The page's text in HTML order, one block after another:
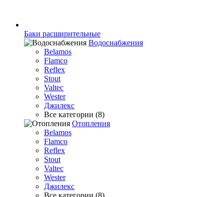
Баки расширительные
Водоснабжения
Belamos
Flamco
Reflex
Stout
Valtec
Wester
Джилекс
Все категории (8)
Отопления
Belamos
Flamco
Reflex
Stout
Valtec
Wester
Джилекс
Все категории (8)